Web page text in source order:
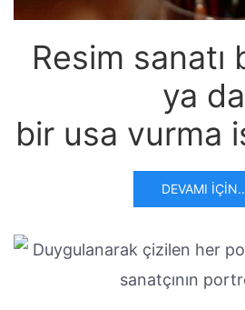
Resim sanatı
ya da
bir usa vurma
DEVAMI İÇIN..